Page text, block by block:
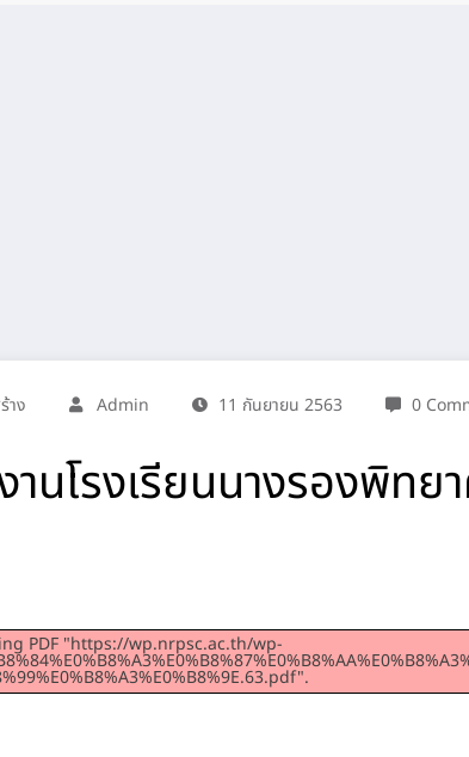
าง Admin 11 กันยายน 2563 0
านโรงเรียนนางรองพิทย
PDF "https://wp.nrpsc.ac.th/wp-